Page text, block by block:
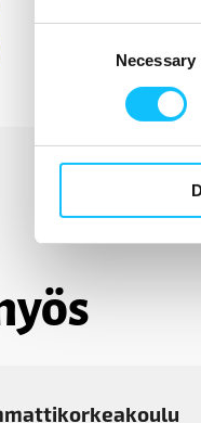
Necessary